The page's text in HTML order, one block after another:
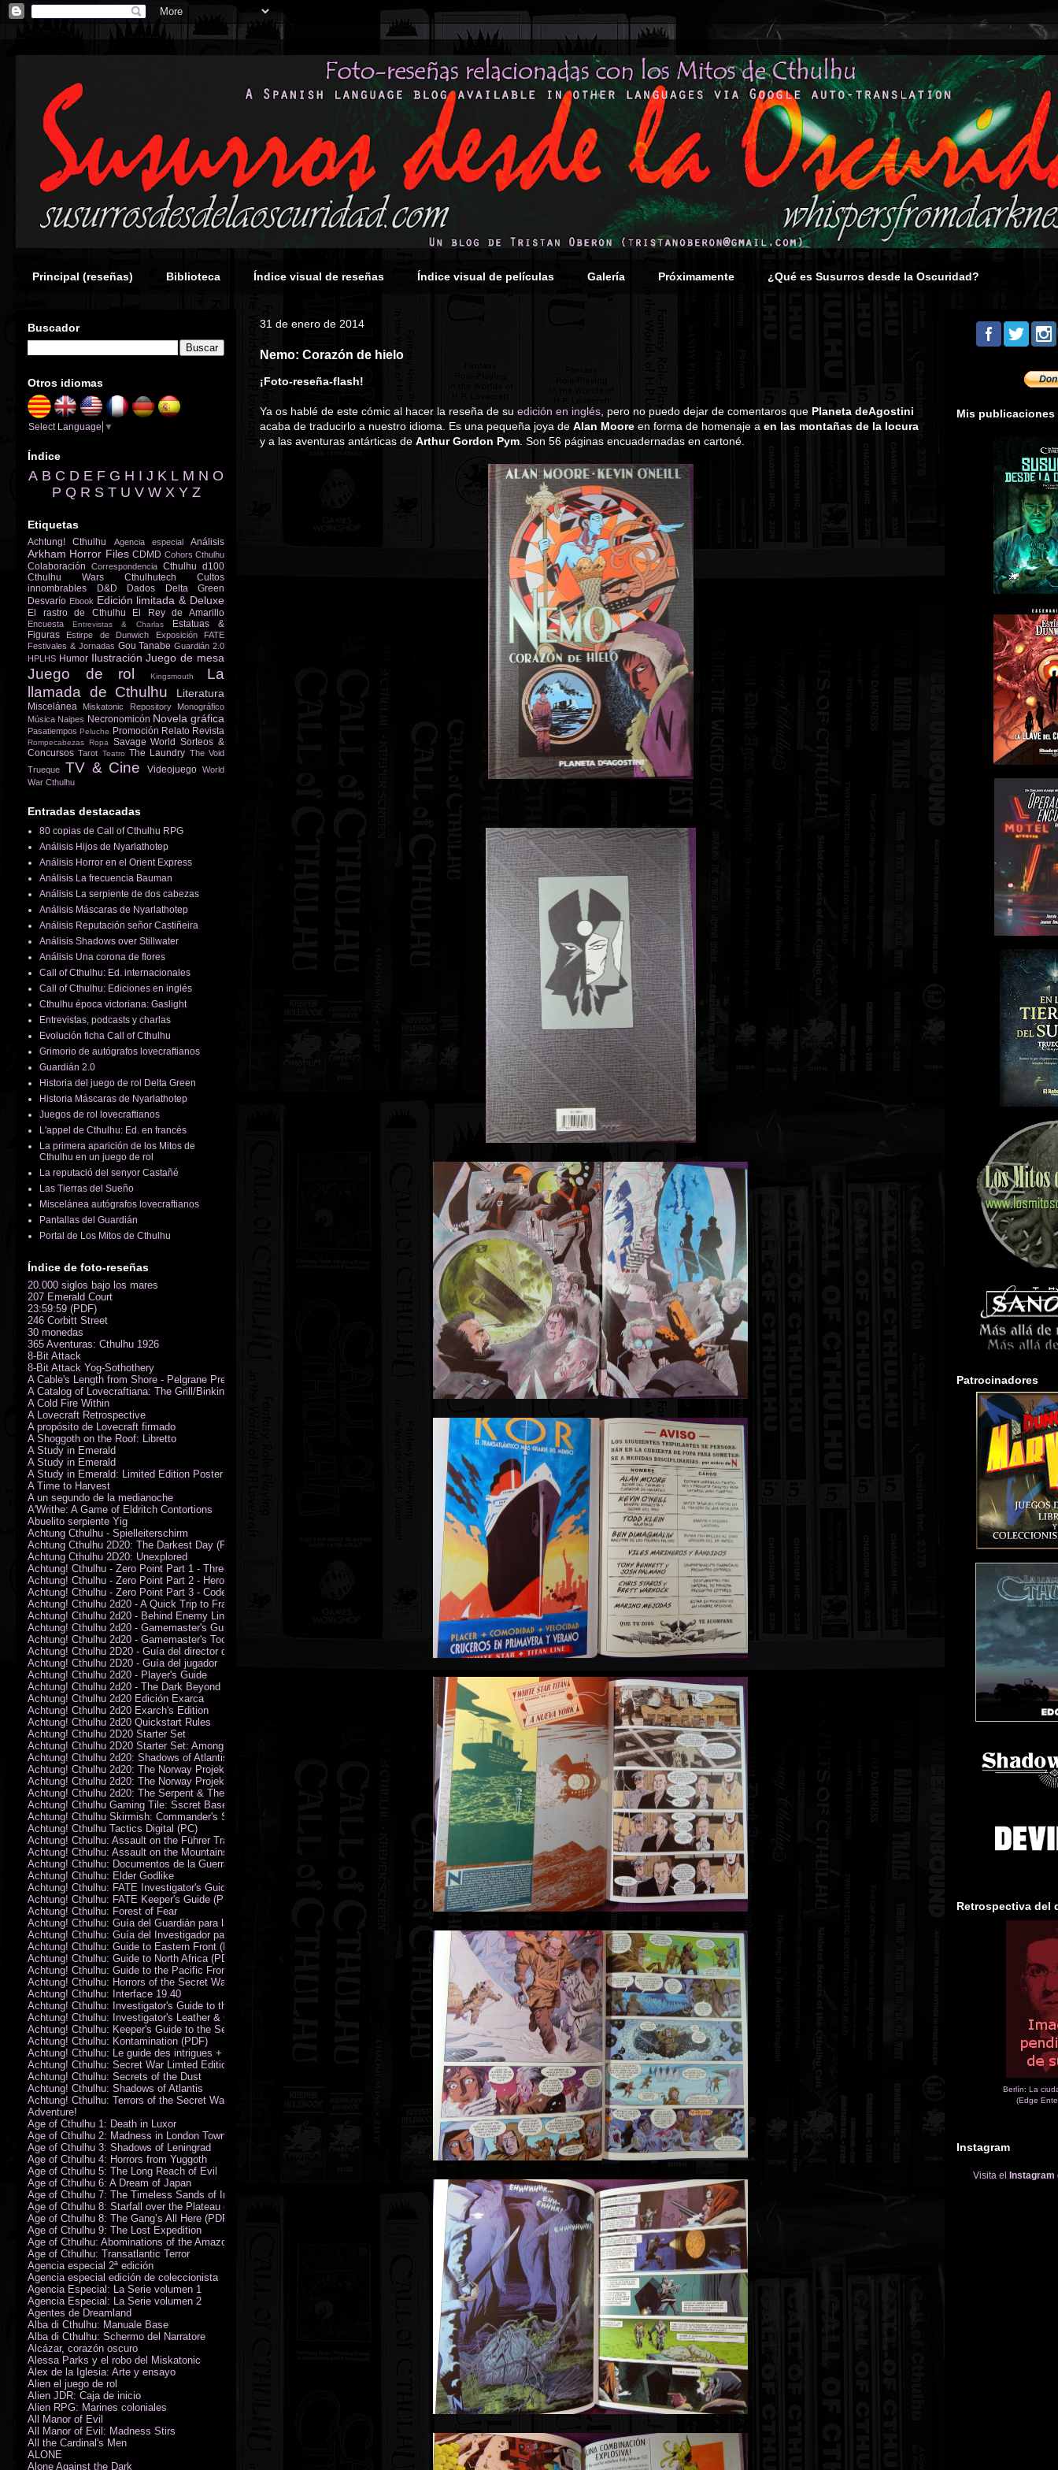
Principal (reseñas) Biblioteca Índice visual de reseñas Índice visual de películas Galería Próximamente ¿Qué es Susurros desde la Oscuridad?
31 de enero de 2014
Nemo: Corazón de hielo
¡Foto-reseña-flash!
Ya os hablé de este cómic al hacer la reseña de su edición en inglés , pero no puedo dejar de comentaros que Planeta deAgostini
acaba de traducirlo a nuestro idioma. Es una pequeña joya de Alan Moore en forma de homenaje a en las montañas de la locura
y a las aventuras antárticas de Arthur Gordon Pym . Son 56 páginas encuadernadas en cartoné.
Buscador
Otros idiomas
Select Language ▼
Índice
A B C D E F G H I J K L M N O
P Q R S T U V W X Y Z
Etiquetas
Achtung! Cthulhu Agencia especial Análisis
Arkham Horror Files CDMD Cohors Cthulhu
Colaboración Correspondencia Cthulhu d100
Cthulhu Wars
Cthulhutech
Cultos
innombrables
D&D Dados
Delta Green
Desvarío Ebook Edición limitada & Deluxe
El rastro de Cthulhu El Rey de Amarillo
Encuesta Entrevistas & Charlas
Estatuas &
Figuras
Estirpe de Dunwich Exposición
FATE
Festivales & Jornadas Gou Tanabe Guardián 2.0
HPLHS Humor Ilustración Juego de mesa
Juego de rol Kingsmouth
La
llamada de Cthulhu
Literatura
Miscelánea Miskatonic Repository
Monográfico
Música Naipes Necronomicón Novela gráfica
Pasatiempos Peluche Promoción Relato Revista
Rompecabezas Ropa Savage World Sorteos &
Concursos Tarot Teatro The Laundry The Void
Trueque TV & Cine Videojuego World
War Cthulhu
Entradas destacadas
80 copias de Call of Cthulhu RPG
Análisis Hijos de Nyarlathotep
Análisis Horror en el Orient Express
Análisis La frecuencia Bauman
Análisis La serpiente de dos cabezas
Análisis Máscaras de Nyarlathotep
Análisis Reputación señor Castiñeira
Análisis Shadows over Stillwater
Análisis Una corona de flores
Call of Cthulhu: Ed. internacionales
Call of Cthulhu: Ediciones en inglés
Cthulhu época victoriana: Gaslight
Entrevistas, podcasts y charlas
Evolución ficha Call of Cthulhu
Grimorio de autógrafos lovecraftianos
Guardián 2.0
Historia del juego de rol Delta Green
Historia Máscaras de Nyarlathotep
Juegos de rol lovecraftianos
L'appel de Cthulhu: Ed. en francés
La primera aparición de los Mitos de
Cthulhu en un juego de rol
La reputació del senyor Castañé
Las Tierras del Sueño
Miscelánea autógrafos lovecraftianos
Pantallas del Guardián
Portal de Los Mitos de Cthulhu
Índice de foto-reseñas
20.000 siglos bajo los mares
207 Emerald Court
23:59:59 (PDF)
246 Corbitt Street
30 monedas
365 Aventuras: Cthulhu 1926
8-Bit Attack
8-Bit Attack Yog-Sothothery
A Cable's Length from Shore - Pelgrane Press' FreeRPG 2018 (PDF)
A Catalog of Lovecraftiana: The Grill/Binkin Collection
A Cold Fire Within
A Lovecraft Retrospective
A propósito de Lovecraft firmado
A Shoggoth on the Roof: Libretto
A Study in Emerald
A Study in Emerald
A Study in Emerald: Limited Edition Poster (Neil Gaiman)
A Time to Harvest
A un segundo de la medianoche
A'Writhe: A Game of Eldritch Contortions
Abuelito serpiente Yig
Achtung Cthulhu - Spielleiterschirm
Achtung Cthulhu 2D20: The Darkest Day (PDF)
Achtung Cthulhu 2D20: Unexplored
Achtung! Cthulhu - Zero Point Part 1 - Three Kings
Achtung! Cthulhu - Zero Point Part 2 - Heroes of the Sea
Achtung! Cthulhu - Zero Point Part 3 - Code of Honour (PDF)
Achtung! Cthulhu 2d20 - A Quick Trip to France (PDF)
Achtung! Cthulhu 2d20 - Behind Enemy Lines
Achtung! Cthulhu 2d20 - Gamemaster's Guide
Achtung! Cthulhu 2d20 - Gamemaster's Toolkit
Achtung! Cthulhu 2D20 - Guía del director de juego
Achtung! Cthulhu 2D20 - Guía del jugador
Achtung! Cthulhu 2d20 - Player's Guide
Achtung! Cthulhu 2d20 - The Dark Beyond
Achtung! Cthulhu 2d20 Edición Exarca
Achtung! Cthulhu 2d20 Exarch's Edition
Achtung! Cthulhu 2d20 Quickstart Rules
Achtung! Cthulhu 2D20 Starter Set
Achtung! Cthulhu 2D20 Starter Set: Among the Wolves (PDF)
Achtung! Cthulhu 2d20: Shadows of Atlantis
Achtung! Cthulhu 2d20: The Norway Projekt
Achtung! Cthulhu 2d20: The Norway Projekt (PDF)
Achtung! Cthulhu 2d20: The Serpent & The Sands
Achtung! Cthulhu Gaming Tile: Sscret Base & Icy Ruins
Achtung! Cthulhu Skirmish: Commander's Set
Achtung! Cthulhu Tactics Digital (PC)
Achtung! Cthulhu: Assault on the Führer Train
Achtung! Cthulhu: Assault on the Mountains of Madness
Achtung! Cthulhu: Documentos de la Guerra Secreta
Achtung! Cthulhu: Elder Godlike
Achtung! Cthulhu: FATE Investigator's Guide (PDF)
Achtung! Cthulhu: FATE Keeper's Guide (PDF)
Achtung! Cthulhu: Forest of Fear
Achtung! Cthulhu: Guía del Guardián para la Guerra Secreta
Achtung! Cthulhu: Guía del Investigador para la Guerra Secreta
Achtung! Cthulhu: Guide to Eastern Front (PDF)
Achtung! Cthulhu: Guide to North Africa (PDF)
Achtung! Cthulhu: Guide to the Pacific Front
Achtung! Cthulhu: Horrors of the Secret War
Achtung! Cthulhu: Interface 19.40
Achtung! Cthulhu: Investigator's Guide to the Secret War
Achtung! Cthulhu: Investigator's Leather & Canvas Bag
Achtung! Cthulhu: Keeper's Guide to the Secret War
Achtung! Cthulhu: Kontamination (PDF)
Achtung! Cthulhu: Le guide des intrigues + ecran
Achtung! Cthulhu: Secret War Limted Edition Book
Achtung! Cthulhu: Secrets of the Dust
Achtung! Cthulhu: Shadows of Atlantis
Achtung! Cthulhu: Terrors of the Secret War
Adventure!
Age of Cthulhu 1: Death in Luxor
Age of Cthulhu 2: Madness in London Town
Age of Cthulhu 3: Shadows of Leningrad
Age of Cthulhu 4: Horrors from Yuggoth
Age of Cthulhu 5: The Long Reach of Evil
Age of Cthulhu 6: A Dream of Japan
Age of Cthulhu 7: The Timeless Sands of India
Age of Cthulhu 8: Starfall over the Plateau of Leng
Age of Cthulhu 8: The Gang’s All Here (PDF)
Age of Cthulhu 9: The Lost Expedition
Age of Cthulhu: Abominations of the Amazon
Age of Cthulhu: Transatlantic Terror
Agencia especial 2ª edición
Agencia especial edición de coleccionista
Agencia Especial: La Serie volumen 1
Agencia Especial: La Serie volumen 2
Agentes de Dreamland
Alba di Cthulhu: Manuale Base
Alba di Cthulhu: Schermo del Narratore
Alcázar, corazón oscuro
Alessa Parks y el robo del Miskatonic
Álex de la Iglesia: Arte y ensayo
Alien el juego de rol
Alien JDR: Caja de inicio
Alien RPG: Marines coloniales
All Manor of Evil
All Manor of Evil: Madness Stirs
All the Cardinal's Men
ALONE
Alone Against the Dark
Mis publicaciones
Patrocinadores
Retrospectiva del
Berlín: La
(Edge
Instagram
Visita el Instagram